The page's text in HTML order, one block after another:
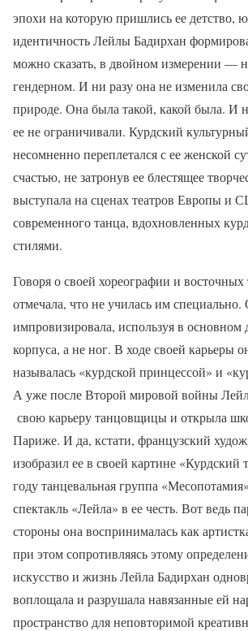
эпохи на которую пришлись ее детство,
идентичность Лейлы Бадирхан
можно сказать, в двойном измерении —
гендерном. И ни разу она не изменила
природе. Она была такой, какой была. И
ее не ограничивали. Курдский
несомненно переплетался с ее женской
счастью, не затронув ее блестящее
выступала на сценах театров Европы и
современного танца, вдохновленных
стилями.
Говоря о своей хореографии и
отмечала, что не училась им специально.
импровизировала, используя в
корпуса, а не ног. В ходе своей карьеры
называлась «курдской принцессой» и
А уже после Второй мировой войны
свою карьеру танцовщицы и открыла
Париже. И да, кстати, французский
изобразил ее в своей картине «Курдский
году танцевальная группа
спектакль «Лейла» в ее честь. Вот ведь
стороны она воспринималась как
при этом сопротивляясь этому
искусство и жизнь Лейла Бадирхан
воплощала и разрушала навязанные ей
пространство для неповторимой